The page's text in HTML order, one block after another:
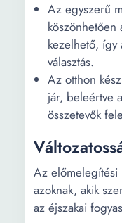
Az egyszerű
köszönhetően
kezelhető, így
választás.
Az otthon
jár, beleértve
összetevők
Az
azoknak, akik
az éjszakai